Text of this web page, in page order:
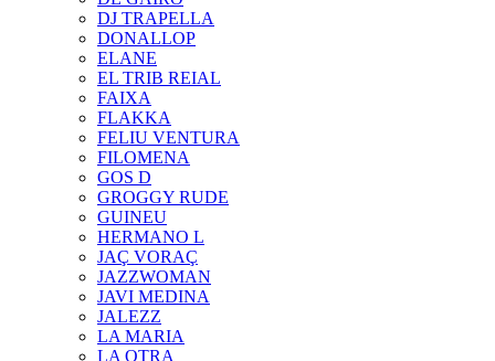
DJ TRAPELLA
DONALLOP
ELANE
EL TRIB REIAL
FAIXA
FLAKKA
FELIU VENTURA
FILOMENA
GOS D
GROGGY RUDE
GUINEU
HERMANO L
JAÇ VORAÇ
JAZZWOMAN
JAVI MEDINA
JALEZZ
LA MARIA
LA OTRA